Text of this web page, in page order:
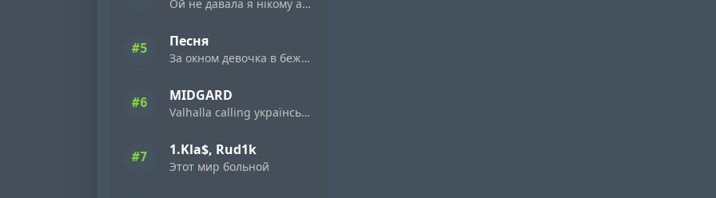
Ой не давала я нiкому а дала я нiмому
#5 Песня
За окном девочка в бежевом платьице
#6 MIDGARD
Valhalla calling українська версія
#7 1.Kla$, Rud1k
Этот мир больной